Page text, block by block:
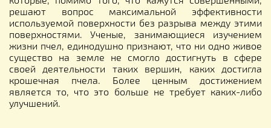
решают вопрос максимальной эффективности
используемой поверхности без разрыва между этими
поверхностями. Ученые, занимающиеся изучением
жизни пчел, единодушно признают, что ни одно живое
существо на земле не смогло достигнуть в сфере
своей деятельности таких вершин, каких достигла
крошечная пчела. Более ценным достижением
является то, что это больше не требует каких-либо
улучшений.